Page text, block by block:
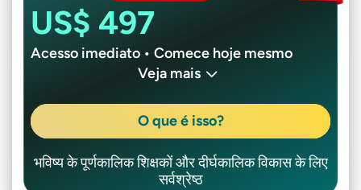
US$ 497
Acesso imediato • Comece hoje mesmo
Veja mais
O que é isso?
भविष्य के पूर्णकालिक शिक्षकों और दीर्घकालिक विकास के लिए
सर्वश्रेष्ठ